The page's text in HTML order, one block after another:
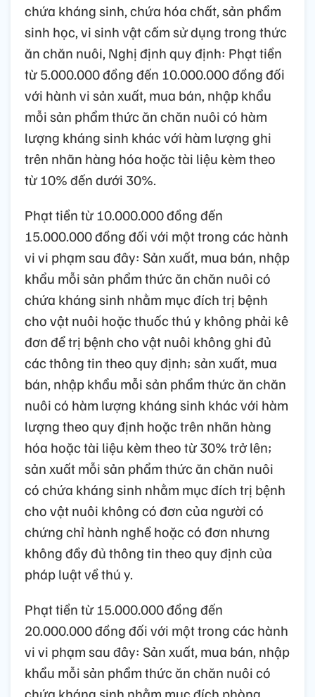
chứa kháng sinh, chứa hóa chất, sản phẩm
sinh học, vi sinh vật cấm sử dụng trong thức
ăn chăn nuôi, Nghị định quy định: Phạt tiền
từ 5.000.000 đồng đến 10.000.000 đồng đối
với hành vi sản xuất, mua bán, nhập khẩu
mỗi sản phẩm thức ăn chăn nuôi có hàm
lượng kháng sinh khác với hàm lượng ghi
trên nhãn hàng hóa hoặc tài liệu kèm theo
từ 10% đến dưới 30%.
Phạt tiền từ 10.000.000 đồng đến
15.000.000 đồng đối với một trong các hành
vi vi phạm sau đây: Sản xuất, mua bán, nhập
khẩu mỗi sản phẩm thức ăn chăn nuôi có
chứa kháng sinh nhằm mục đích trị bệnh
cho vật nuôi hoặc thuốc thú y không phải kê
đơn để trị bệnh cho vật nuôi không ghi đủ
các thông tin theo quy định; sản xuất, mua
bán, nhập khẩu mỗi sản phẩm thức ăn chăn
nuôi có hàm lượng kháng sinh khác với hàm
lượng theo quy định hoặc trên nhãn hàng
hóa hoặc tài liệu kèm theo từ 30% trở lên;
sản xuất mỗi sản phẩm thức ăn chăn nuôi
có chứa kháng sinh nhằm mục đích trị bệnh
cho vật nuôi không có đơn của người có
chứng chỉ hành nghề hoặc có đơn nhưng
không đầy đủ thông tin theo quy định của
pháp luật về thú y.
Phạt tiền từ 15.000.000 đồng đến
20.000.000 đồng đối với một trong các hành
vi vi phạm sau đây: Sản xuất, mua bán, nhập
khẩu mỗi sản phẩm thức ăn chăn nuôi có